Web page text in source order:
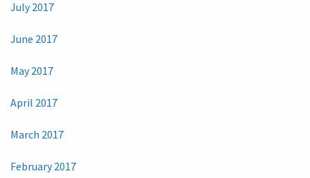
July 2017
June 2017
May 2017
April 2017
March 2017
February 2017